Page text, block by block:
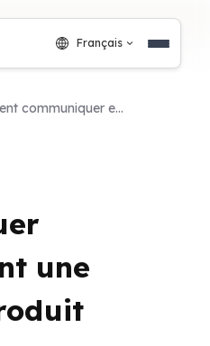
Français
Comment communiquer efficacement une vision de produit
une